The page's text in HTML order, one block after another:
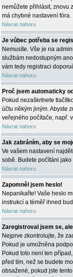
nemůžete přihlásit, znovu
má chybné nastavení fóra.
Návrat nahoru
Je vůbec potřeba se
Nemusíte. Vše je na
službám nedostupným
vám tedy registraci
Návrat nahoru
Proč jsem automaticky
Pokud nezaškrtnete
účtu někým jiným. Abyste
veřejného počítače, např.
Návrat nahoru
Jak zabráním, aby se
Ve vašem nastavení
sobě. Budete počítáni jako
Návrat nahoru
Zapomněl jsem heslo!
Nepanikařte! Vaše heslo
instrukcí a téměř ihned
Návrat nahoru
Zaregistroval jsem se,
Nejprve zkontrolujte, že
Pokud je umožněna
Pokud toto není ten
před tím, než se budete
obsažené, pokud jste